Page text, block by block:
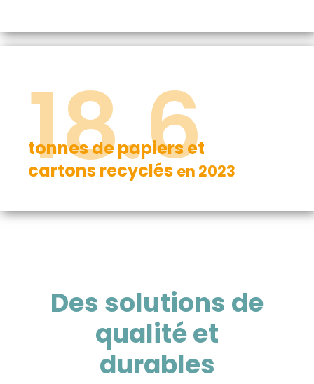
18.6
tonnes de papiers et
cartons recyclés en 2023
Des solutions de
qualité et
durables